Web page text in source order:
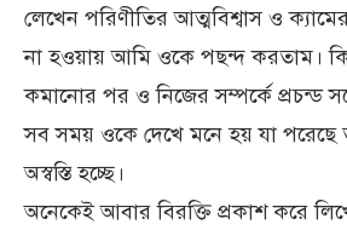
লেখেন পরিণীতির আত্মবিশ্বাস ও
না হওয়ায় আমি ওকে পছন্দ করতাম।
কমানোর পর ও নিজের সম্পর্কে প্রচন্ড
সব সময় ওকে দেখে মনে হয় যা পরেছে
অস্বস্তি হচ্ছে।
অনেকেই আবার বিরক্তি প্রকাশ করে